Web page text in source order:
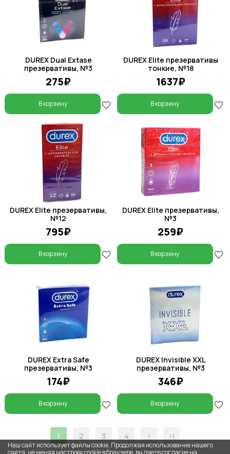
DUREX Dual Extase
презервативы, №3
275₽
В корзину
DUREX Elite презервативы
тонкие, №18
1637₽
В корзину
DUREX Elite презервативы,
№12
795₽
В корзину
DUREX Elite презервативы,
№3
259₽
В корзину
DUREX Extra Safe
презервативы, №3
174₽
В корзину
DUREX Invisible XXL
презервативы, №3
346₽
В корзину
1 2 3 4 > >|
Наш сайт использует файлы cookie. Продолжая использование нашего
сайта, не меняя настроек cookie в браузере, вы даете согласие на